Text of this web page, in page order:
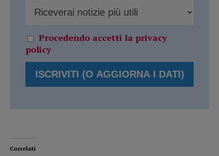
Procedendo accetti la privacy
policy
Correlati